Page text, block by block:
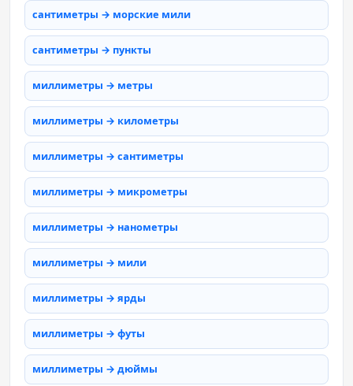
сантиметры → морские мили
сантиметры → пункты
миллиметры → метры
миллиметры → километры
миллиметры → сантиметры
миллиметры → микрометры
миллиметры → нанометры
миллиметры → мили
миллиметры → ярды
миллиметры → футы
миллиметры → дюймы